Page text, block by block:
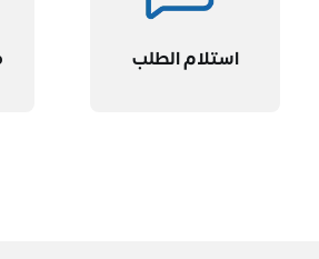
استلام الطلب